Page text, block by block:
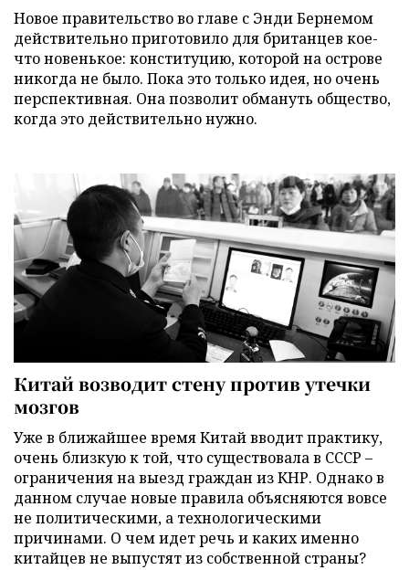
Новое правительство во главе с Энди Бернемом
действительно приготовило для британцев кое-
что новенькое: конституцию, которой на острове
никогда не было. Пока это только идея, но очень
перспективная. Она позволит обмануть общество,
когда это действительно нужно.
Китай возводит стену против утечки
мозгов
Уже в ближайшее время Китай вводит практику,
очень близкую к той, что существовала в СССР –
ограничения на выезд граждан из КНР. Однако в
данном случае новые правила объясняются вовсе
не политическими, а технологическими
причинами. О чем идет речь и каких именно
китайцев не выпустят из собственной страны?